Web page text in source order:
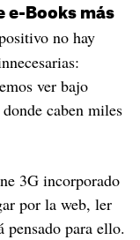
e-Books más
no hay
ver bajo
caben miles
3G incorporado
por la web, ler
para ello.